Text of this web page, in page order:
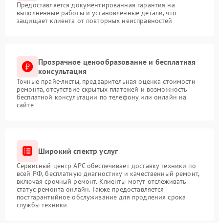
Предоставляется документированная гарантия на
выполненные работы и установленные детали, что
защищает клиента от повторных неисправностей
Прозрачное ценообразование и бесплатная
консультация
Точные прайс-листы, предварительная оценка стоимости
ремонта, отсутствие скрытых платежей и возможность
бесплатной консультации по телефону или онлайн на
сайте
Широкий спектр услуг
Сервисный центр APC обеспечивает доставку техники по
всей РФ, бесплатную диагностику и качественный ремонт,
включая срочный ремонт. Клиенты могут отслеживать
статус ремонта онлайн. Также предоставляется
постгарантийное обслуживание для продления срока
службы техники